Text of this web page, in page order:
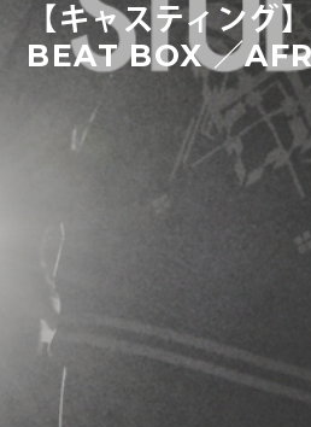
【キャスティング
BEAT BOX ／